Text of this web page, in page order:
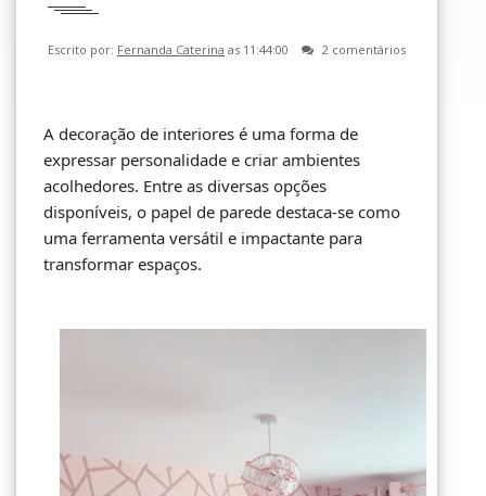
Escrito por: Fernanda Caterina as 11:44:00 2 comentários
A decoração de interiores é uma forma de
expressar personalidade e criar ambientes
acolhedores. Entre as diversas opções
disponíveis, o papel de parede destaca-se como
uma ferramenta versátil e impactante para
transformar espaços.